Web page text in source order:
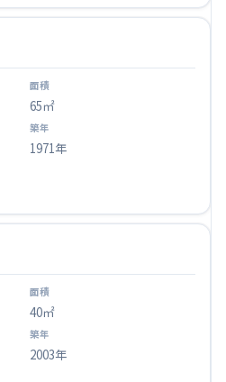
65㎡
1971年
40㎡
2003年